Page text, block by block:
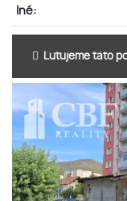
Iné:
Ľutujeme táto